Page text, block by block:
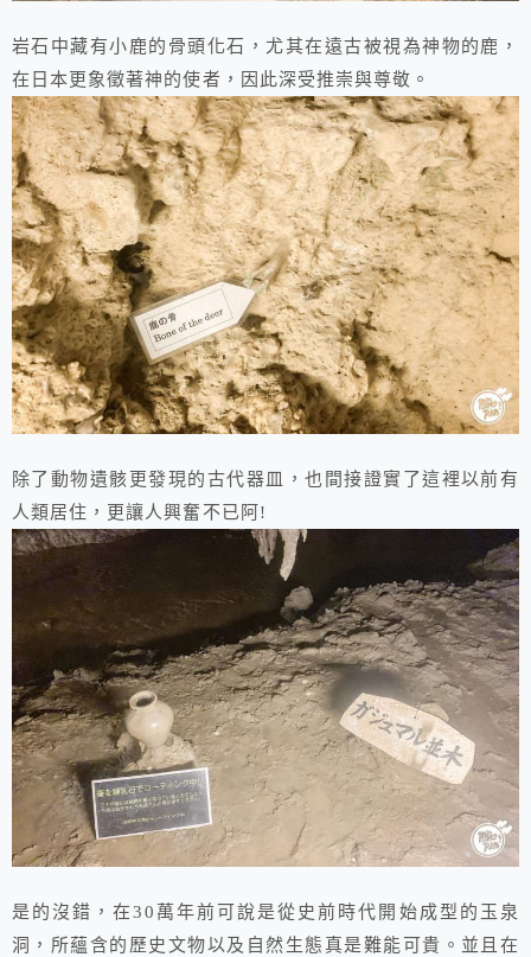
岩石中藏有小鹿的骨頭化石，尤其在遠古被視為神物的鹿，
在日本更象徵著神的使者，因此深受推崇與尊敬。
除了動物遺骸更發現的古代器皿，也間接證實了這裡以前有
人類居住，更讓人興奮不已阿!
是的沒錯，在30萬年前可說是從史前時代開始成型的玉泉
洞，所蘊含的歷史文物以及自然生態真是難能可貴。並且在